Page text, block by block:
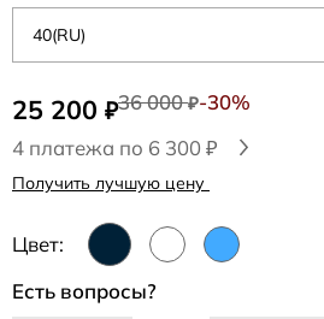
25 200 ₽36 000₽-30%
4 платежа по 6 300 ₽
Получить лучшую цену
Цвет:
40(RU)
Есть вопросы?